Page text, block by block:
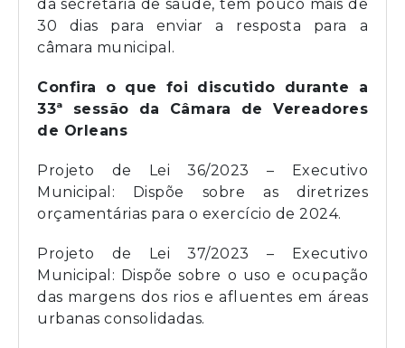
da secretaria de saúde, tem pouco mais de
30 dias para enviar a resposta para a
câmara municipal.
Confira o que foi discutido durante a
33ª sessão da Câmara de Vereadores
de Orleans
Projeto de Lei 36/2023 – Executivo
Municipal: Dispõe sobre as diretrizes
orçamentárias para o exercício de 2024.
Projeto de Lei 37/2023 – Executivo
Municipal: Dispõe sobre o uso e ocupação
das margens dos rios e afluentes em áreas
urbanas consolidadas.